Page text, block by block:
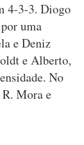
4-3-3. Diogo
uma
e Deniz
e Alberto,
No
Mora e